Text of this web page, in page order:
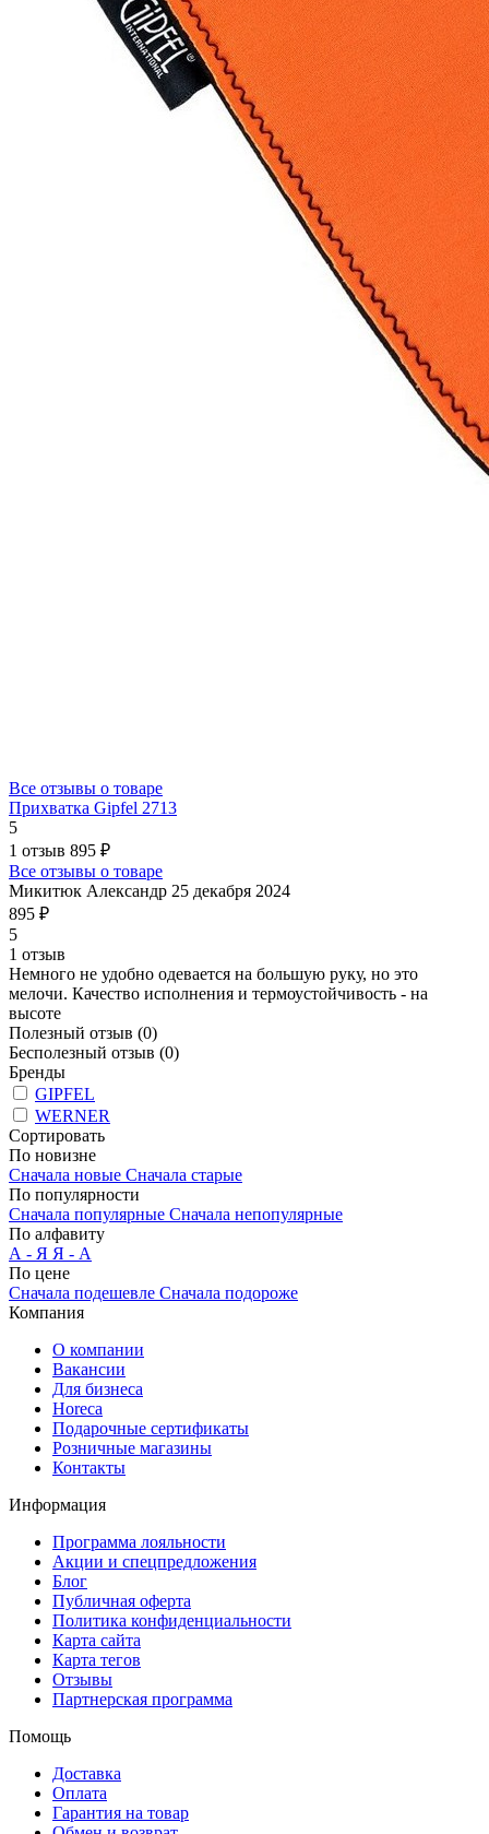
Все отзывы о товаре
Прихватка Gipfel 2713
5
1 отзыв 895 ₽
Все отзывы о товаре
Микитюк Александр 25 декабря 2024
895 ₽
5
1 отзыв
Немного не удобно одевается на большую руку, но это
мелочи. Качество исполнения и термоустойчивость - на
высоте
Полезный отзыв (0)
Бесполезный отзыв (0)
Бренды
GIPFEL
WERNER
Сортировать
По новизне
Сначала новые Сначала старые
По популярности
Сначала популярные Сначала непопулярные
По алфавиту
А - Я Я - А
По цене
Сначала подешевле Сначала подороже
Компания
О компании
Вакансии
Для бизнеса
Horeca
Подарочные сертификаты
Розничные магазины
Контакты
Информация
Программа лояльности
Акции и спецпредложения
Блог
Публичная оферта
Политика конфиденциальности
Карта сайта
Карта тегов
Отзывы
Партнерская программа
Помощь
Доставка
Оплата
Гарантия на товар